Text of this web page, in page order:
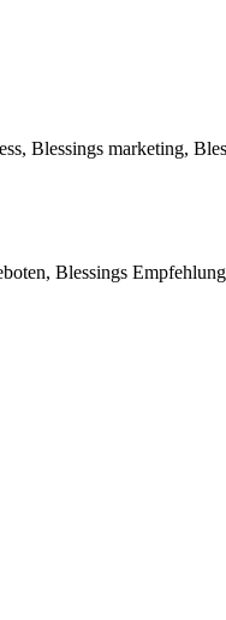
Blessings marketing,
Blessings